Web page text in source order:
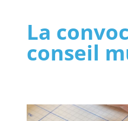
La
conseil